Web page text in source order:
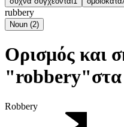
rubbery
Noun (2)
Ορισμός και
"robbery"στα
Robbery